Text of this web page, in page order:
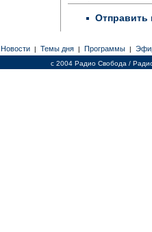
Отправить
Новости | Темы дня | Программы |
c 2004 Радио Свобода /